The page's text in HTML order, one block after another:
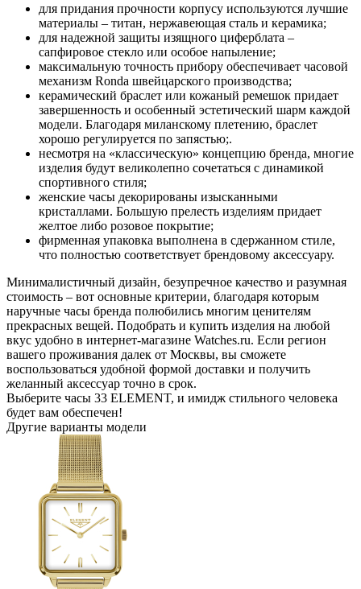
для придания прочности корпусу используются лучшие
материалы – титан, нержавеющая сталь и керамика;
для надежной защиты изящного циферблата –
сапфировое стекло или особое напыление;
максимальную точность прибору обеспечивает часовой
механизм Ronda швейцарского производства;
керамический браслет или кожаный ремешок придает
завершенность и особенный эстетический шарм каждой
модели. Благодаря миланскому плетению, браслет
хорошо регулируется по запястью;.
несмотря на «классическую» концепцию бренда, многие
изделия будут великолепно сочетаться с динамикой
спортивного стиля;
женские часы декорированы изысканными
кристаллами. Большую прелесть изделиям придает
желтое либо розовое покрытие;
фирменная упаковка выполнена в сдержанном стиле,
что полностью соответствует брендовому аксессуару.
Минималистичный дизайн, безупречное качество и разумная
стоимость – вот основные критерии, благодаря которым
наручные часы бренда полюбились многим ценителям
прекрасных вещей. Подобрать и купить изделия на любой
вкус удобно в интернет-магазине Watches.ru. Если регион
вашего проживания далек от Москвы, вы сможете
воспользоваться удобной формой доставки и получить
желанный аксессуар точно в срок.
Выберите часы 33 ELEMENT, и имидж стильного человека
будет вам обеспечен!
Другие варианты модели